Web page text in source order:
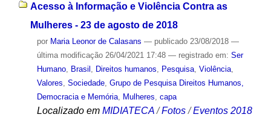
Acesso à Informação e Violência Contra as
Mulheres - 23 de agosto de 2018
por Maria Leonor de Calasans — publicado23/08/2018 —
última modificação26/04/2021 17:48 — registrado em: Ser
Humano, Brasil Direitos humanos Pesquisa, Violência,
Valores Sociedade, Grupo de Pesquisa Direitos Humanos,
Democracia e Memória, Mulheres capa
Localizado em MIDIATECA /Fotos /Eventos 2018